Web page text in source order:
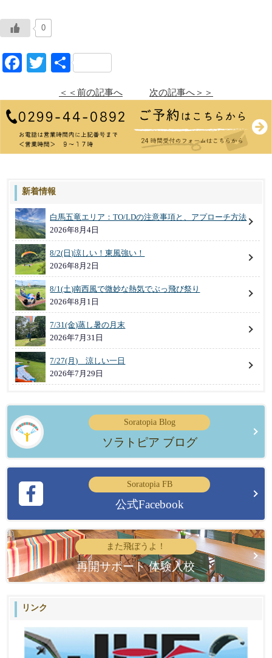
0
Facebook
Twitter
共
＜＜前の記事へ 次の記事へ＞＞
新着情報
白馬五竜エリア：TO/LDの注意事項と、アプローチ方法
2026年8月4日
8/2(日)涼しい！東風強い！
2026年8月2日
8/1(土)南西風で微妙な熱気でぶっ飛び祭り
2026年8月1日
7/31(金)蒸し暑の月末
2026年7月31日
7/27(月) 涼しい一日
2026年7月29日
Soratopia Blog
ソラトピア ブログ
Soratopia FB
公式Facebook
また飛ぼうよ！
再開サポート 体験入校
リンク